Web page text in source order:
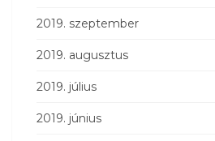
2019. szeptember
2019. augusztus
2019. július
2019. június